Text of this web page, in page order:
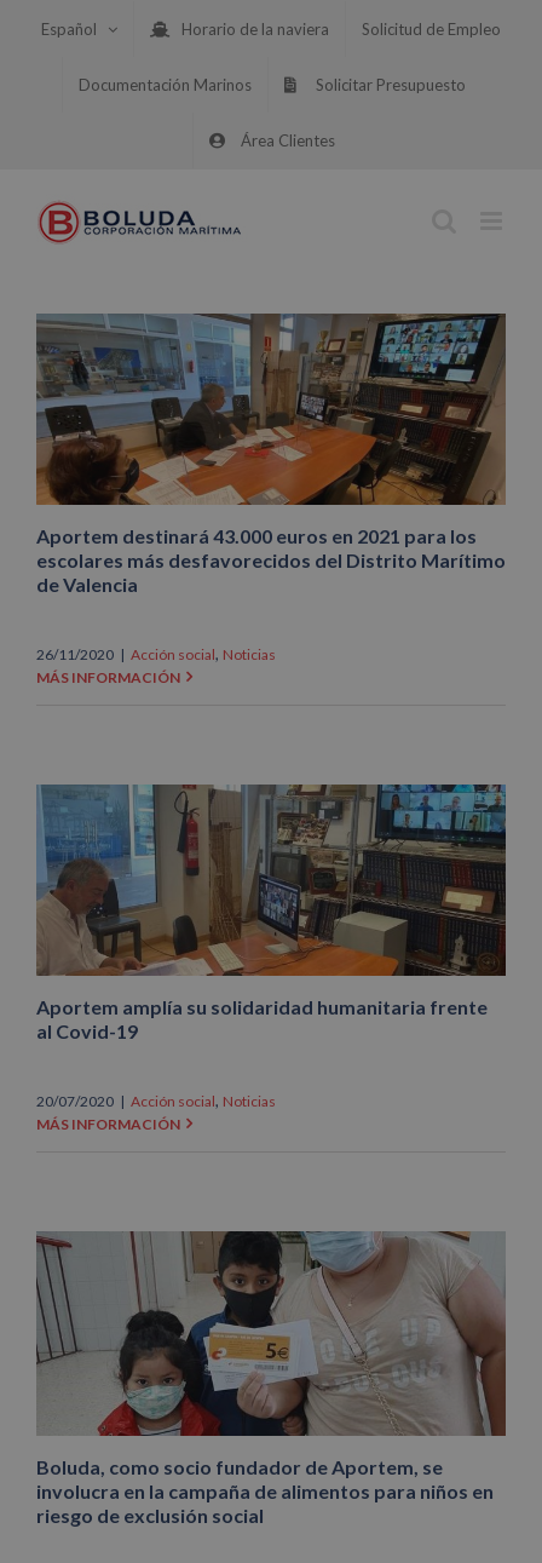
Español Horario de la naviera Solicitud de Empleo
Documentación Marinos Solicitar Presupuesto
Área Clientes
Aportem destinará 43.000 euros en 2021 para los
escolares más desfavorecidos del Distrito Marítimo
de Valencia
26/11/2020 | Acción social, Noticias
MÁS INFORMACIÓN
Aportem amplía su solidaridad humanitaria frente
al Covid-19
20/07/2020 | Acción social, Noticias
MÁS INFORMACIÓN
Boluda, como socio fundador de Aportem, se
involucra en la campaña de alimentos para niños en
riesgo de exclusión social